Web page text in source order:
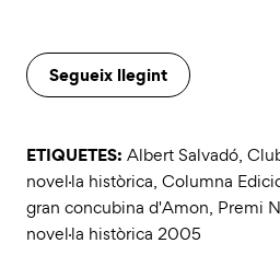
Segueix llegint
ETIQUETES: Albert Salvadó,
novel·la històrica, Columna
gran concubina d'Amon, Premi
novel·la històrica 2005